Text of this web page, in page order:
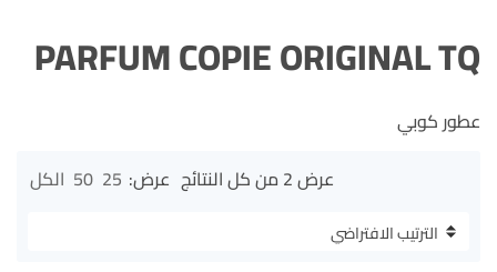
PARFUM COPIE ORIGINAL TQ
عطور كوبي
عرض ⁦2⁩ من كل النتائج
عرض: 25
50 الكل